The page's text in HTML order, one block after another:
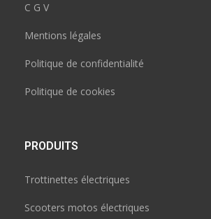
C G V
Mentions légales
Politique de confidentialité
Politique de cookies
PRODUITS
Trottinettes électriques
Scooters motos électriques